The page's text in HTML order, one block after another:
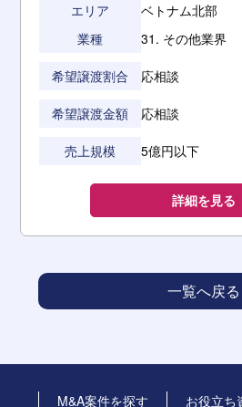
エリア
ベトナム北部
業種
31. その他業界
希望譲渡割合 応相談
希望譲渡金額 応相談
売上規模 5億円以下
詳細を見る
一覧へ戻る
M&A案件を探す お役立ち